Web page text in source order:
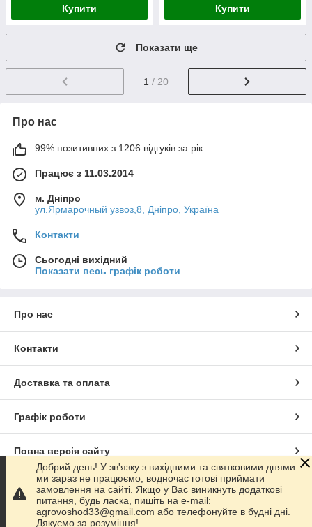
Купити Купити
Показати ще
1 / 20
Про нас
99% позитивних з 1206 відгуків за рік
Працює з 11.03.2014
м. Дніпро
ул.Ярмарочный узвоз,8, Дніпро, Україна
Контакти
Сьогодні вихідний
Показати весь графік роботи
Про нас
Контакти
Доставка та оплата
Графік роботи
Повна версія сайту
Сайт створено на маркетплейсіProm.ua
Політика конфіденційності
Добрий день! У зв'язку з вихідними та святковими днями
ми зараз не працюємо, водночас готові приймати
замовлення на сайті. Якщо у Вас виникнуть додаткові
питання, будь ласка, пишіть на e-mail:
agrovoshod33@gmail.com або телефонуйте в будні дні.
Дякуємо за розуміння!